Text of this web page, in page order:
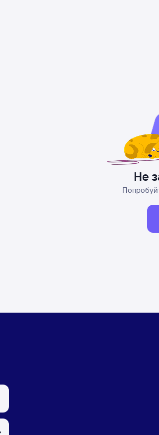
Не